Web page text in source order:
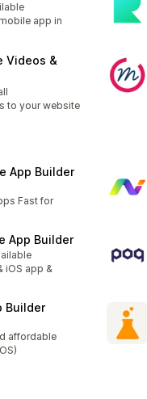
4
app in
Videos &
to your website
App Builder
Fast for
App Builder
12
iOS app &
Builder
affordable